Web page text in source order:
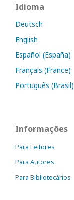
Idioma
Deutsch
English
Español (España)
Français (France)
Português (Brasil)
Informações
Para Leitores
Para Autores
Para Bibliotecários